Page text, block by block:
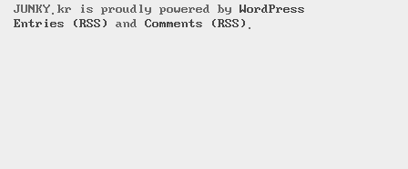
JUNKY.kr is proudly powered by WordPress
Entries (RSS)
and Comments (RSS)